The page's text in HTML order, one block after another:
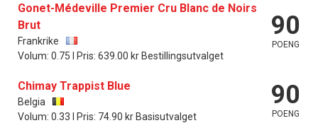
Gonet-Médeville Premier Cru Blanc de Noirs
Brut
Frankrike
Volum: 0.75 l Pris: 639.00 kr Bestillingsutvalget
90
POENG
Chimay Trappist Blue
Belgia
Volum: 0.33 l Pris: 74.90 kr Basisutvalget
90
POENG